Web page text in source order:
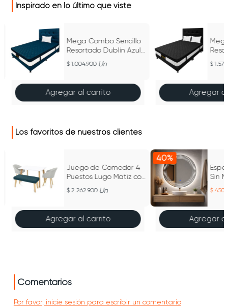
Inspirado en lo último que viste
Mega Combo Sencillo
Resortado Dublín Azul
100 cm x 190 cm
1.004.900 Un
Agregar al carrito Agregar
Los favoritos de nuestros clientes
Juego de Comedor 4
Puestos Lugo Matiz con
Sillas Tokyo Y Butaco
2.262.900 Un
Agregar al carrito
40%
Sin
Agregar
Comentarios
Por favor, inicie sesión para escribir un comentario